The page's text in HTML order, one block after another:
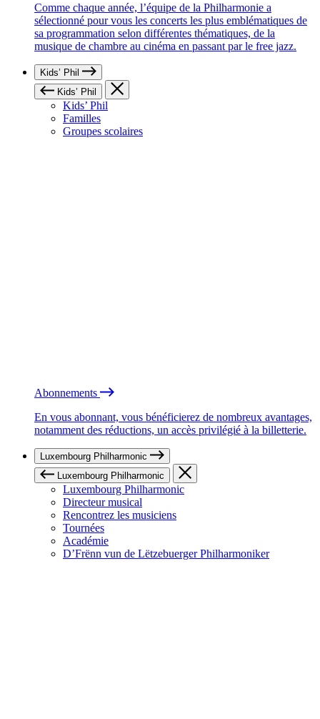
Comme chaque année, l’équipe de la Philharmonie a
sélectionné pour vous les concerts les plus emblématiques de
sa programmation selon différentes thématiques, de la
musique de chambre au cinéma en passant par le free jazz.
Kids’ Phil
Kids’ Phil
Kids’ Phil
Familles
Groupes scolaires
Abonnements
En vous abonnant, vous bénéficierez de nombreux avantages,
notamment des réductions, un accès privilégié à la billetterie.
Luxembourg Philharmonic
Luxembourg Philharmonic
Luxembourg Philharmonic
Directeur musical
Rencontrez les musiciens
Tournées
Académie
D’Frënn vun de Lëtzebuerger Philharmoniker